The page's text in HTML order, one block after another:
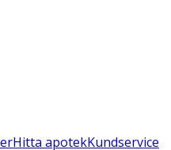
Hitta apotekKundservice